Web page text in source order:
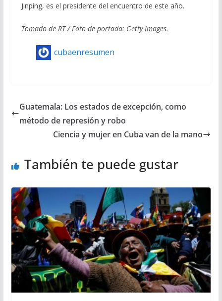
Jinping, es el presidente del encuentro de este año.
Tomado de RT / Foto de portada: Getty Images.
cubaenresumen
Guatemala: Los estados de excepción, como
método de represión y robo
Ciencia y mujer en Cuba van de la mano
También te puede gustar